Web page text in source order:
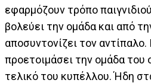
εφαρμόζουν τρόπο
βολεύει την ομάδα και από
αποσυντονίζει τον αντίπαλο.
προετοιμάσει την ομάδα του
τελικό του κυπέλλου. Ήδη